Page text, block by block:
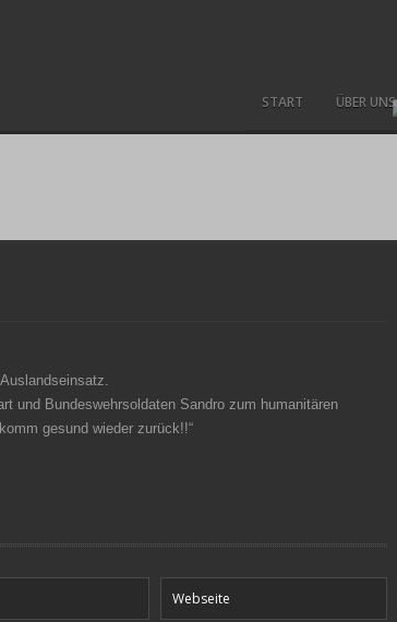
START ÜBER UNS
und Bundeswehrsoldaten Sandro zum humanitären
gesund wieder zurück!!“